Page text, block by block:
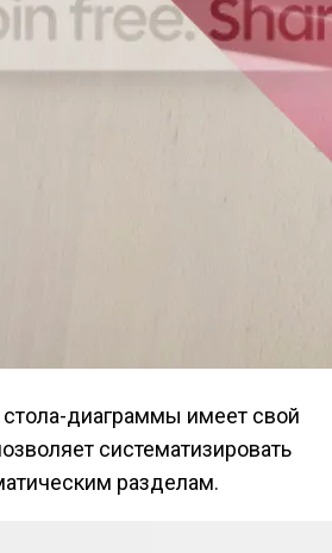
диаграммы имеет свой
систематизировать
разделам.